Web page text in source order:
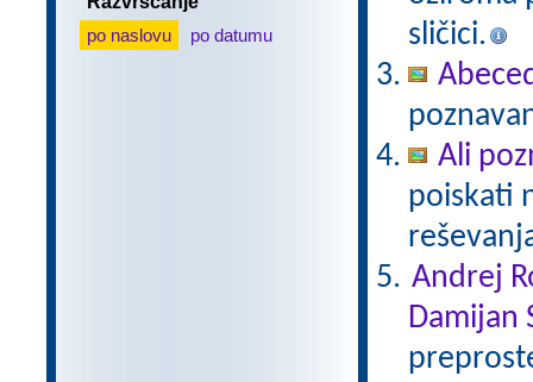
po naslovu
po datumu
sličici.
Ali
poiskati
Andrej
Damijan